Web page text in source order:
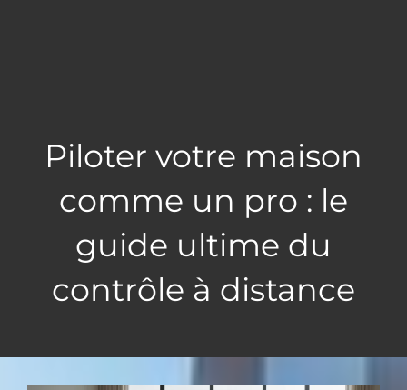
Piloter votre maison
comme un pro : le
guide ultime du
contrôle à distance